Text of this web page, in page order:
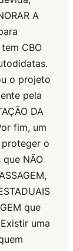
A
CBO
o projeto
pela
DA
fim, um
o
que NÃO
que
uma